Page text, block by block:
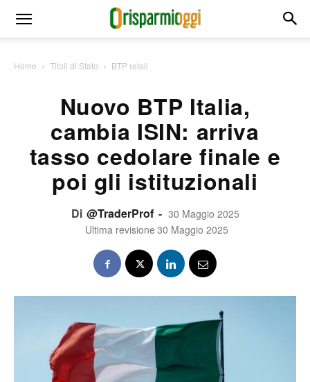
Home Titoli di Stato BTP retail
Nuovo BTP Italia,
cambia ISIN: arriva
tasso cedolare finale e
poi gli istituzionali
Di @TraderProf - 30 Maggio 2025
Ultima revisione 30 Maggio 2025